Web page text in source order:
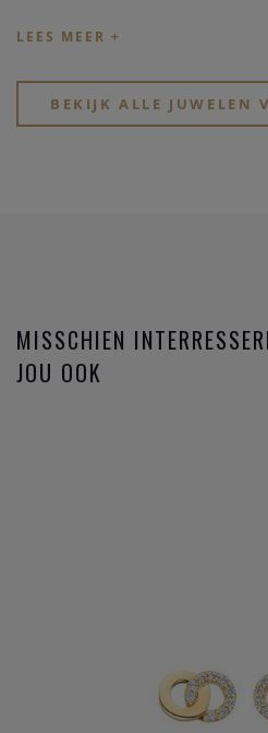
BEKIJK ALLE JUWELEN
MISSCHIEN
JOU OOK